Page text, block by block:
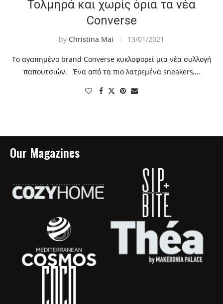
Τολμηρά και χωρίς όρια τα νέα
Converse
by Christina Mai 13/01/2021
Το αγαπημένο brand Converse κυκλοφορεί μια νέα συλλογή
παπουτσιών. Ένα από τα πιο λατρεμένα sneakers,…
Our Magazines